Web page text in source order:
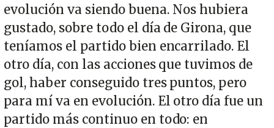
evolución va siendo buena. Nos hubiera
gustado, sobre todo el día de Girona, que
teníamos el partido bien encarrilado. El
otro día, con las acciones que tuvimos de
gol, haber conseguido tres puntos, pero
para mí va en evolución. El otro día fue un
partido más continuo en todo: en